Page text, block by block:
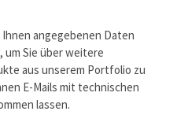
angegebenen Daten
um Sie über weitere
aus unserem Portfolio zu
E-Mails mit technischen
lassen.